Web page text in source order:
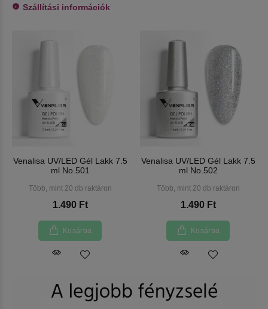
Szállítási információk
Venalisa UV/LED Gél Lakk 7.5
ml No.501
Több, mint 20 db raktáron
1.490 Ft
Kosárba
Venalisa UV/LED Gél Lakk 7.5
ml No.502
Több, mint 20 db raktáron
1.490 Ft
Kosárba